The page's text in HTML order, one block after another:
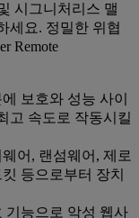
시그니처리스 맬
세요. 정밀한 위협
Remote
보호와 성능 사이
고 속도로 작동시킬
어, 랜섬웨어, 제로
등으로부터 장치
기능으로 악성 웹사